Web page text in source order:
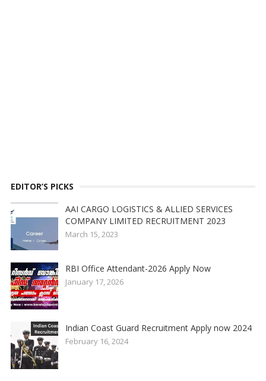
EDITOR’S PICKS
AAI CARGO LOGISTICS & ALLIED SERVICES
COMPANY LIMITED RECRUITMENT 2023
March 15, 2023
RBI Office Attendant-2026 Apply Now
January 17, 2026
Indian Coast Guard Recruitment Apply now 2024
February 16, 2024